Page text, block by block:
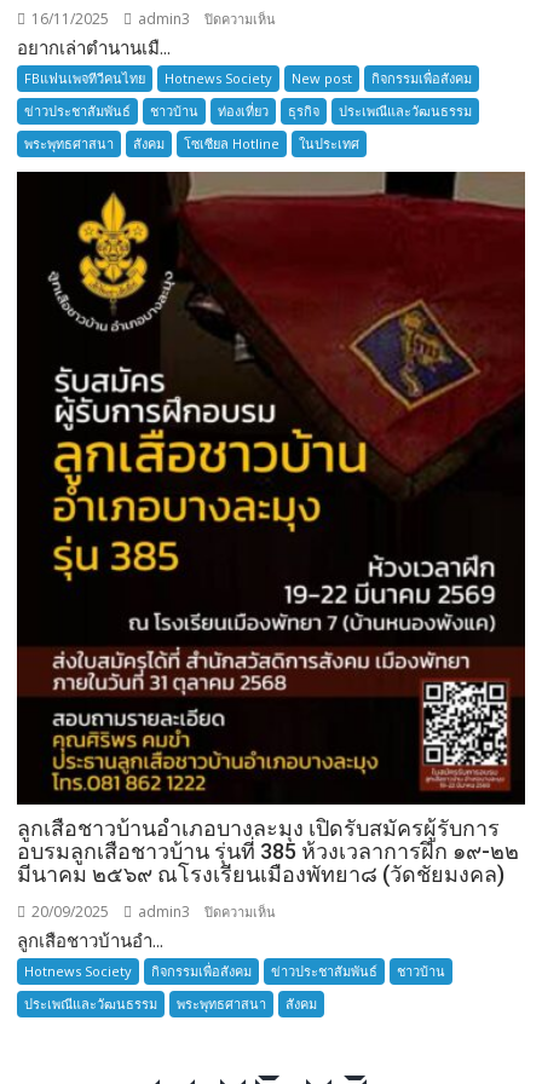
16/11/2025 admin3 ปิดความเห็น
เล่า
ตำนาน
เมือง
โบราณ
สมุทรปราการ
อยากเล่าตำนานเมื...
FBแฟนเพจทีวีคนไทย Hotnews Society New post
กิจกรรมเพื่อสังคม
ข่าวประชาสัมพันธ์
ชาวบ้าน ท่องเที่ยว ธุรกิจ
ประเพณีและวัฒนธรรม
พระพุทธศาสนา
สังคม โซเซียล Hotline ในประเทศ
ลูกเสือชาวบ้านอำเภอบางละมุง เปิดรับสมัครผู้รับการ
อบรมลูกเสือชาวบ้าน รุ่นที่ 385 ห้วงเวลาการฝึก ๑๙-๒๒
มีนาคม ๒๕๖๙ ณโรงเรียนเมืองพัทยา๘ (วัดชัยมงคล)
20/09/2025 admin3 ปิดความเห็น
เสือ
ชาว
บ้าน
ลูกเสือชาวบ้านอำ...
Hotnews Society กิจกรรมเพื่อสังคม ข่าวประชาสัมพันธ์
ชาวบ้าน
ประเพณีและวัฒนธรรม
พระพุทธศาสนา สังคม